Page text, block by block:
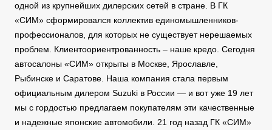
одной из крупнейших дилерских сетей в стране. В ГК
«СИМ» сформировался коллектив единомышленников-
профессионалов, для которых не существует нерешаемых
проблем. Клиентоориентрованность – наше кредо. Сегодня
автосалоны «СИМ» открыты в Москве, Ярославле,
Рыбинске и Саратове. Наша компания стала первым
официальным дилером Suzuki в России — и вот уже 19 лет
мы с гордостью предлагаем покупателям эти качественные
и надежные японские автомобили. 21 год назад ГК «СИМ»